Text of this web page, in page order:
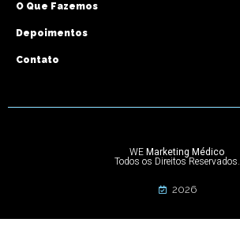
O Que Fazemos
Depoimentos
Contato
WEMarketing Médico
Todos os Direitos Reservados.
2026